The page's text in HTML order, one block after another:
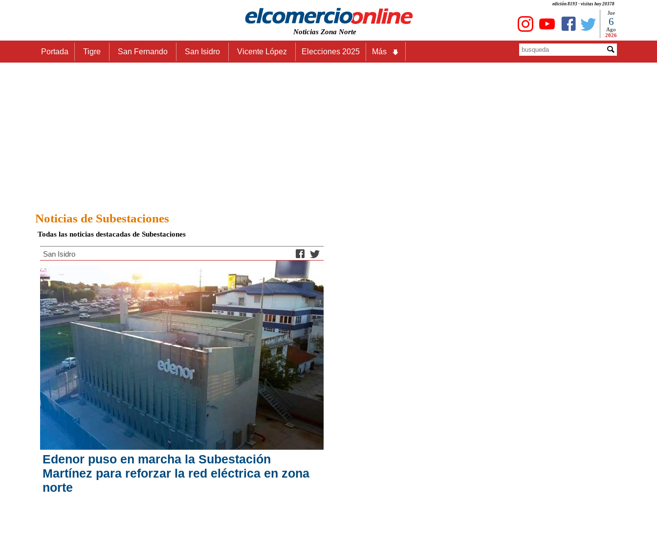
edición 8193 - visitas hoy 20378
Noticias Zona Norte
Jue
6
Ago
2026
Portada Tigre San Fernando San Isidro Vicente López Elecciones 2025 Más
Noticias de Subestaciones
Todas las noticias destacadas de Subestaciones
San Isidro
Edenor puso en marcha la Subestación
Martínez para reforzar la red eléctrica en zona
norte